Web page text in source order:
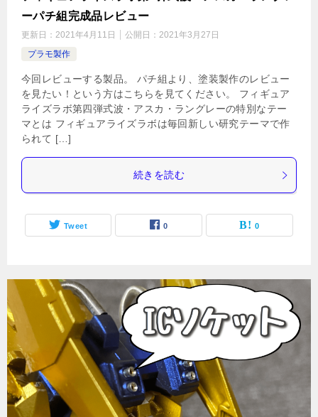
ーパチ組完成品レビュー
更新日： 2021年4月11日 公開日： 2021年3月27日
プラモ製作
今回レビューする製品。 パチ組より、塗装製作のレビュー
を見たい！という方はこちらを見てください。 フィギュア
ライズラボ第四弾式波・アスカ・ラングレーの特別なテー
マとは フィギュアライズラボは毎回新しい研究テーマで作
られて […]
続きを読む
Tweet 0 0